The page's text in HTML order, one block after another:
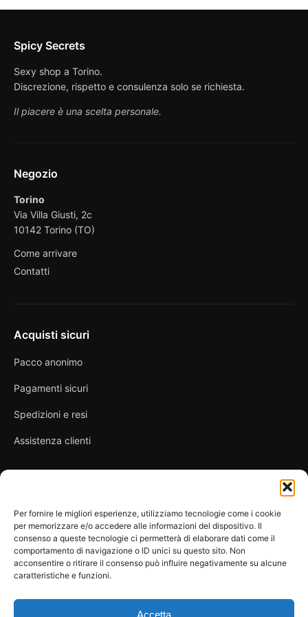
Per fornire le migliori esperienze, utilizziamo tecnologie come i cookie
per memorizzare e/o accedere alle informazioni del dispositivo. Il
consenso a queste tecnologie ci permetterà di elaborare dati come il
comportamento di navigazione o ID unici su questo sito. Non
acconsentire o ritirare il consenso può influire negativamente su alcune
caratteristiche e funzioni.
Accetta
Spicy Secrets
Sexy shop a Torino.
Discrezione, rispetto e consulenza solo se richiesta.
Il piacere è una scelta personale.
Negozio
Torino
Via Villa Giusti, 2c
10142 Torino (TO)
Come arrivare
Contatti
Acquisti sicuri
Pacco anonimo
Pagamenti sicuri
Spedizioni e resi
Assistenza clienti
Privacy Policy
Condizioni di vendita